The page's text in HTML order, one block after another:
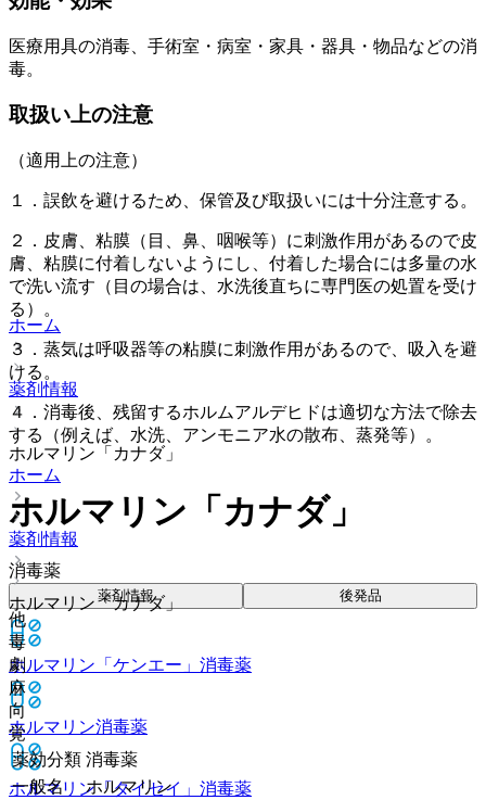
医療用具の消毒、手術室・病室・家具・器具・物品などの消
毒。
取扱い上の注意
（適用上の注意）
１．誤飲を避けるため、保管及び取扱いには十分注意する。
２．皮膚、粘膜（目、鼻、咽喉等）に刺激作用があるので皮
膚、粘膜に付着しないようにし、付着した場合には多量の水
で洗い流す（目の場合は、水洗後直ちに専門医の処置を受け
る）。
３．蒸気は呼吸器等の粘膜に刺激作用があるので、吸入を避
ける。
４．消毒後、残留するホルムアルデヒドは適切な方法で除去
する（例えば、水洗、アンモニア水の散布、蒸発等）。
ホーム
薬剤情報
ホルマリン「カナダ」
ホルマリン「ケンエー」 消毒薬
ホルマリン消毒薬
ホルマリン「タイセイ」 消毒薬
ホーム
薬剤情報
ホルマリン「カナダ」
ホルマリン「カナダ」
消毒薬
薬剤情報 後発品
他
毒
劇
麻
向
覚
薬効分類 消毒薬
一般名
ホルマリン